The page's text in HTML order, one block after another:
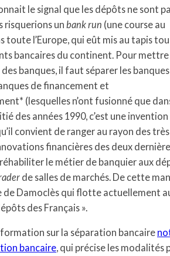
le signal que les dépôts ne sont
risquerions un bank run (une course au
toute l’Europe, qui eût mis au tapis
bancaires du continent. Pour
banques, il faut séparer les
de financement et
(lesquelles n’ont fusionné que
des années 1990, c’est une invention
convient de ranger au rayon des très
financières des deux
le métier de banquier aux
de salles de marchés. De cette
de Damoclès qui flotte actuellement
des Français ».
sur la séparation bancaire
bancaire, qui précise les modalités